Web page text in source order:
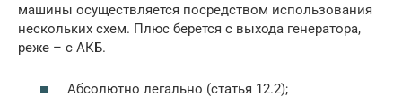
машины осуществляется посредством использования
нескольких схем. Плюс берется с выхода генератора,
реже – с АКБ.
Абсолютно легально (статья 12.2);